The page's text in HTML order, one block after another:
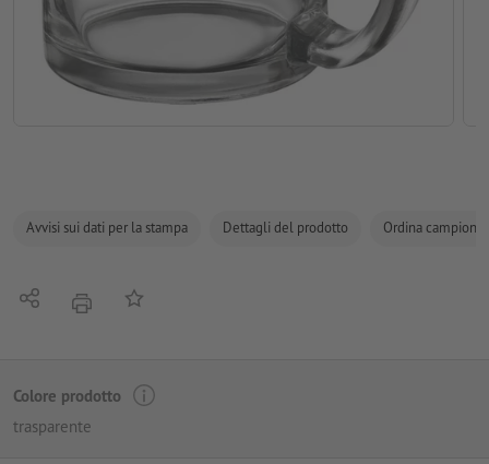
Avvisi sui dati per la stampa Dettagli del prodotto Ordina campione
Condividistamparealla lista preferiti
Colore prodotto
trasparente